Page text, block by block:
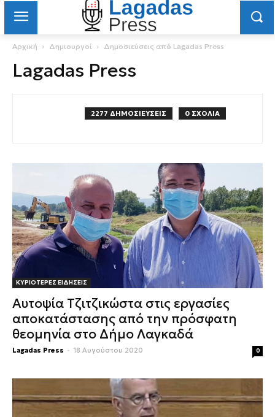
Αρχική Δημιουργοί Δημοσιεύσεις από Lagadas Press
Lagadas Press
2277 ΔΗΜΟΣΙΕΥΣΕΙΣ 0 ΣΧΟΛΙΑ
ΚΥΡΙΟΤΕΡΕΣ ΕΙΔΗΣΕΙΣ
Αυτοψία Τζιτζικώστα στις εργασίες
αποκατάστασης από την πρόσφατη
θεομηνία στο Δήμο Λαγκαδά
Lagadas Press - 18 Αυγούστου 2020 0